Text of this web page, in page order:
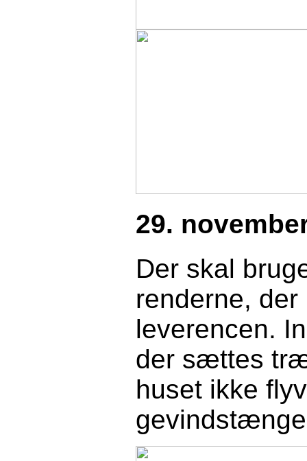
29.
Der skal
renderne,
leverencen.
der sættes
huset ikke